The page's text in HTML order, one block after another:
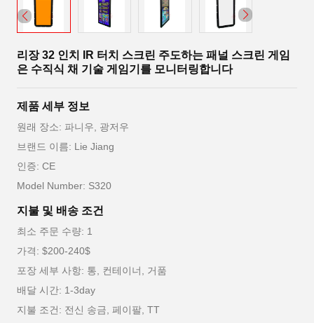
리장 32 인치 IR 터치 스크린 주도하는 패널 스크린 게임
은 수직식 채 기술 게임기를 모니터링합니다
제품 세부 정보
원래 장소: 파니우, 광저우
브랜드 이름: Lie Jiang
인증: CE
Model Number: S320
지불 및 배송 조건
최소 주문 수량: 1
가격: $200-240$
포장 세부 사항: 통, 컨테이너, 거품
배달 시간: 1-3day
지불 조건: 전신 송금, 페이팔, TT